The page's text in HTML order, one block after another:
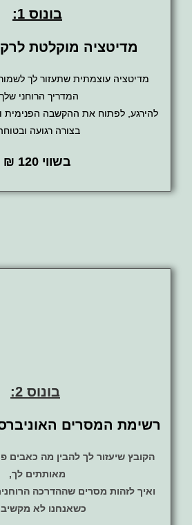
בונוס 1:
מדיטציה מוקלטת
מדיטציה עוצמתית שתעזור לך
המדריך הרוחני
להירגע, לפתוח את ההקשבה הפנימית
בצורה רגועה
בשווי 120 ₪
בונוס 2:
רשימת המסרים
הקובץ שיעזור לך להבין מה כאבים
מאותתים לך,
ואיך לזהות מסרים שההדרכה
כשאנחנו לא